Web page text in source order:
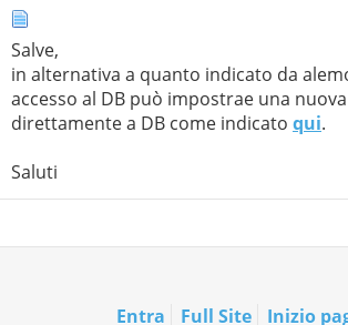
Salve,
in alternativa a quanto indicato da
accesso al DB può impostrae una
direttamente a DB come indicato qui.
Saluti
Entra Full Site Inizio